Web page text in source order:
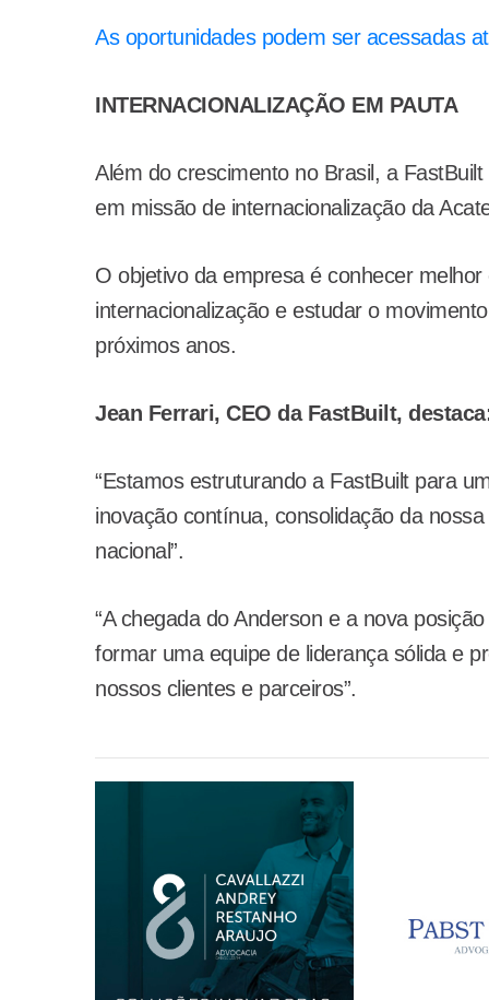
As oportunidades podem ser acessadas
INTERNACIONALIZAÇÃO EM PAUTA
Além do crescimento no Brasil, a
em missão de internacionalização da
O objetivo da empresa é conhecer
internacionalização e estudar o
próximos anos.
Jean Ferrari, CEO da FastBuilt,
“Estamos estruturando a FastBuilt para
inovação contínua, consolidação da
nacional”.
“A chegada do Anderson e a nova
formar uma equipe de liderança sólida e
nossos clientes e parceiros”.